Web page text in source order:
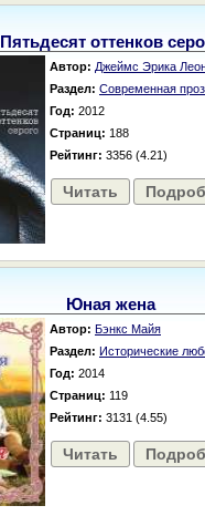
Пятьдесят оттенков
Автор: Джеймс Эрика
Раздел: Современная
Год: 2012
Страниц: 188
Рейтинг: 3356 (4.21)
Читать
Юная жена
Автор: Бэнкс Майя
Раздел: Исторические
Год: 2014
Страниц: 119
Рейтинг: 3131 (4.55)
Читать